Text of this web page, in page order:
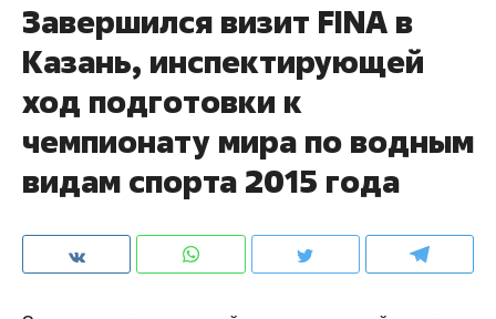
Завершился визит FINA в
Казань, инспектирующей
ход подготовки к
чемпионату мира по водным
видам спорта 2015 года